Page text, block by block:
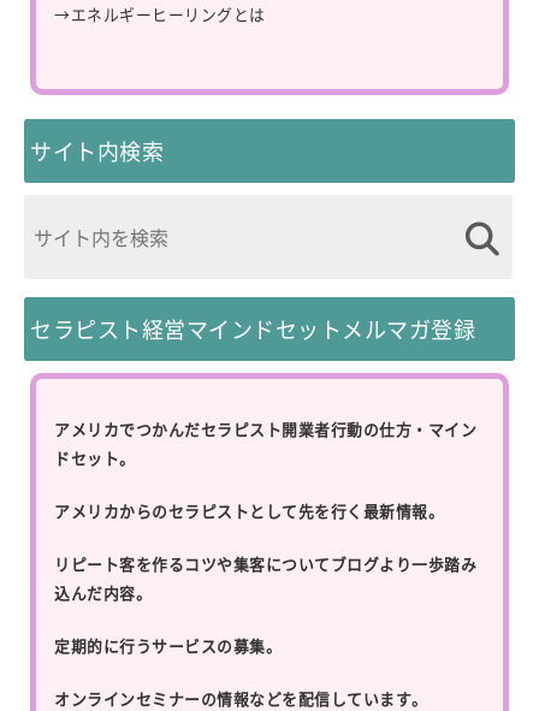
→エネルギーヒーリングとは
サイト内検索
セラピスト経営マインドセットメルマガ登録
アメリカでつかんだセラピスト開業者行動の仕方・マイン
ドセット。
アメリカからのセラピストとして先を行く最新情報。
リピート客を作るコツや集客についてブログより一歩踏み
込んだ内容。
定期的に行うサービスの募集。
オンラインセミナーの情報などを配信しています。